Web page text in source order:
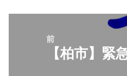
前
【柏市】